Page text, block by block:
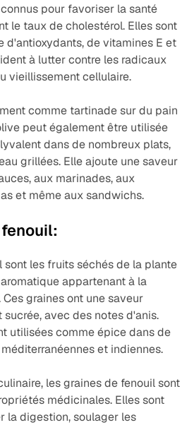
pour favoriser la santé
le taux de cholestérol. Elles sont
d'antioxydants, de vitamines E et
à lutter contre les radicaux
vieillissement cellulaire.
comme tartinade sur du pain
peut également être utilisée
dans de nombreux plats,
grillées. Elle ajoute une saveur
aux marinades, aux
et même aux sandwichs.
sont les fruits séchés de la plante
appartenant à la
graines ont une saveur
avec des notes d'anis.
utilisées comme épice dans de
et indiennes.
les graines de fenouil sont
médicinales. Elles sont
la digestion, soulager les